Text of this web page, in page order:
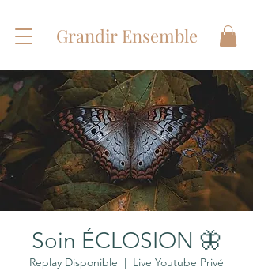
Grandir Ensemble
Soin ÉCLOSION 🦋
Replay Disponible
Live Youtube Privé